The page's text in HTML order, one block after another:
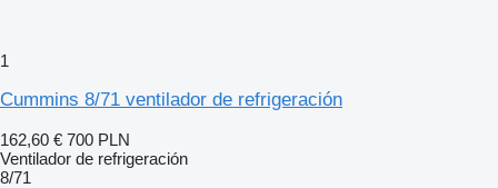
1
Cummins 8/71 ventilador de refrigeración
162,60 € 700 PLN
Ventilador de refrigeración
8/71